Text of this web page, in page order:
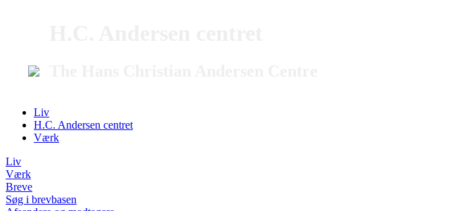
Liv
H.C. Andersen centret
Værk
Liv
Værk
Breve
Søg i brevbasen